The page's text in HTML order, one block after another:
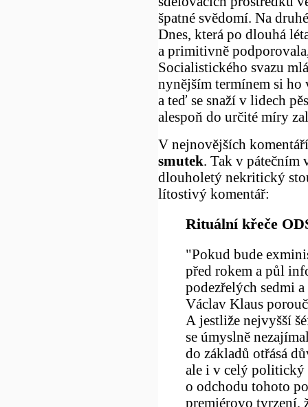
špatné svědomí. Na
Dnes, která po dlouhá
a primitivně
Socialistického svazu
nynějším termínem si
a teď se snaží v lidech
alespoň do určité míry
V nejnovějších
smutek. Tak v
dlouholetý nekritický
lítostivý komentář:
Rituální křeče
"Pokud bude
před rokem a půl
podezřelých sedmi
Václav Klaus
A jestliže nejvyšší
se úmyslně
do základů otřásá
ale i v celý politický
o odchodu tohoto
premiérovo tvrzení,